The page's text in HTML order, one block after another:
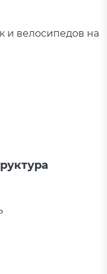
и велосипедов на